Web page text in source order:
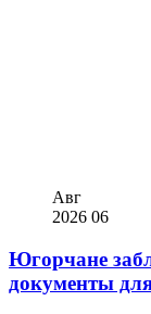
Авг
2026 06
Югорчане
документы